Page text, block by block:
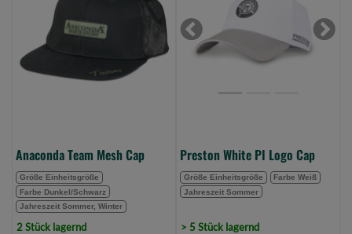
0)
Anaconda Team Mesh Cap
Größe Einheitsgröße
Farbe Dunkel/Schwarz
Jahreszeit Sommer, Winter
2 Stück lagernd
Logo
Cap
(Bild
Previous Next
Preston White PI Logo Cap
Größe Einheitsgröße
Farbe Weiß
Jahreszeit Sommer
> 5 Stück lagernd